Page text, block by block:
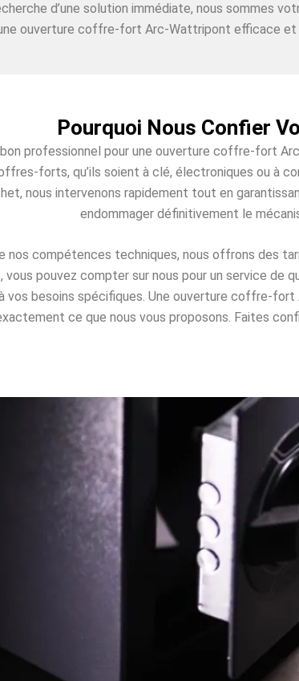
d’une solution immédiate, nous sommes
ouverture coffre-fort Arc-Wattripont efficace et
Pourquoi Nous Confier
professionnel pour une ouverture coffre-fort
forts, qu’ils soient à clé, électroniques ou à
nous intervenons rapidement tout en
endommager définitivement le
nos compétences techniques, nous offrons des
pouvez compter sur nous pour un service de
vos besoins spécifiques. Une ouverture coffre-
ce que nous vous proposons. Faites